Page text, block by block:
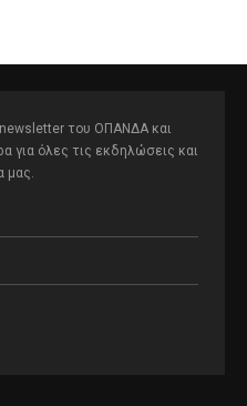
συνεχίζεται το τριήμερο
newsletter του ΟΠΑΝΔΑ και
για όλες τις εκδηλώσεις και
μας.